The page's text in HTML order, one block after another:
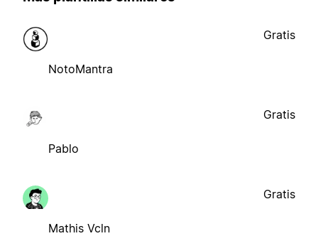
NotoMantra
Gratis
Pablo
Gratis
Mathis Vcln
Gratis